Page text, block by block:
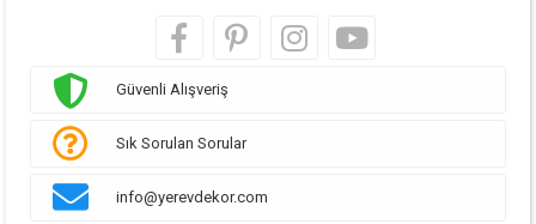
Güvenli Alışveriş
Sık Sorulan Sorular
info@yerevdekor.com